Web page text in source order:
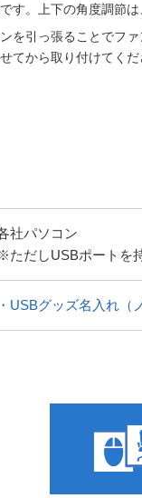
す。上下の角度調節
を引っ張ることでフ
てから取り付けてくだ
社パソコン
ただしUSBポートを
・USBグッズ名入れ（